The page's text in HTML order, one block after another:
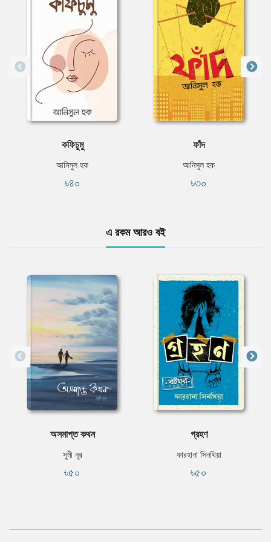
কফিচুমু
আনিসুল হক
৳৪০
ফাঁদ
আনিসুল হক
৳৩০
এ রকম আরও বই
অসমাপ্ত কথন
সুমী নূর
৳৫০
গ্রহণ
ফারহানা সিনথিয়া
৳৫০